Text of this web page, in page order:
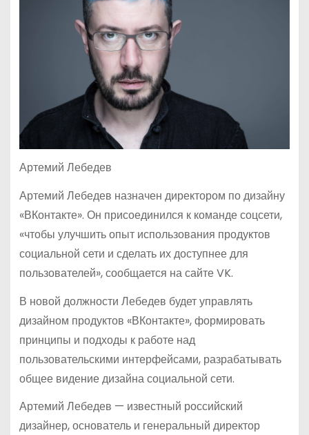
Артемий Лебедев
Артемий Лебедев назначен директором по дизайну
«ВКонтакте». Он присоединился к команде соцсети,
«чтобы улучшить опыт использования продуктов
социальной сети и сделать их доступнее для
пользователей», сообщается на сайте VK.
В новой должности Лебедев будет управлять
дизайном продуктов «ВКонтакте», формировать
принципы и подходы к работе над
пользовательскими интерфейсами, разрабатывать
общее видение дизайна социальной сети.
Артемий Лебедев — известный российский
дизайнер, основатель и генеральный директор